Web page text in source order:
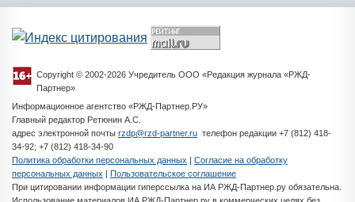
Copyright © 2002-2026 Учредитель ООО «Редакция журнала «РЖД-
Партнер»
Информационное агентство «РЖД-Партнер.РУ»
Главный редактор Ретюнин А.С.
адрес электронной почты rzdp@rzd-partner.ru телефон редакции +7 (812) 418-
34-92; +7 (812) 418-34-90
Политика обработки персональных данных | Согласие на обработку
персональных данных | Пользовательское соглашение
При цитировании информации гиперссылка на ИА РЖД-Партнер.ру обязательна.
Использование материалов ИА РЖД-Партнер.ру в коммерческих целях без